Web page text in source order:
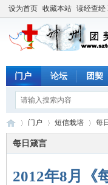
设为首页 收藏本站 读经查经
门户 论坛 团契
›
门户
›
短信栽培 每
每日箴言
2012年8月《